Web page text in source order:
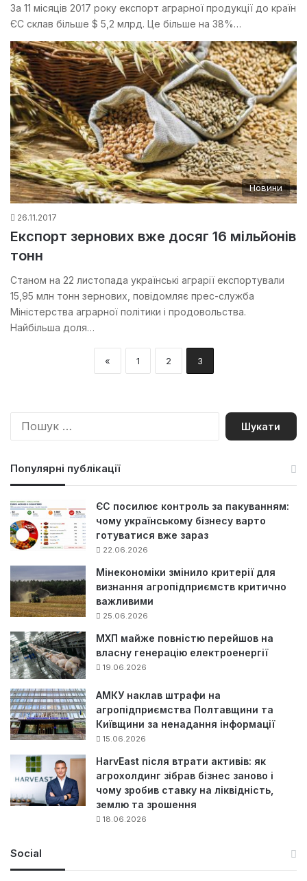
За 11 місяців 2017 року експорт аграрної продукції до країн
ЄС склав більше $ 5,2 млрд. Це більше на 38%…
Новини
26.11.2017
Експорт зернових вже досяг 16 мільйонів
тонн
Станом на 22 листопада українські аграрії експортували
15,95 млн тонн зернових, повідомляє прес-служба
Міністерства аграрної політики і продовольства.
Найбільша доля…
« 1 2 3
П
Популярні публікації
ЄС посилює контроль за пакуванням:
чому українському бізнесу варто
готуватися вже зараз
22.06.2026
Мінекономіки змінило критерії для
визнання агропідприємств критично
важливими
25.06.2026
МХП майже повністю перейшов на
власну генерацію електроенергії
19.06.2026
АМКУ наклав штрафи на
агропідприємства Полтавщини та
Київщини за ненадання інформації
15.06.2026
HarvEast після втрати активів: як
агрохолдинг зібрав бізнес заново і
чому зробив ставку на ліквідність,
землю та зрошення
18.06.2026
Social